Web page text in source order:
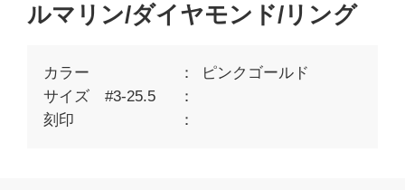
ルマリン/ダイヤモンド/リング
カラー
ピンクゴールド
サイズ #3-25.5
刻印